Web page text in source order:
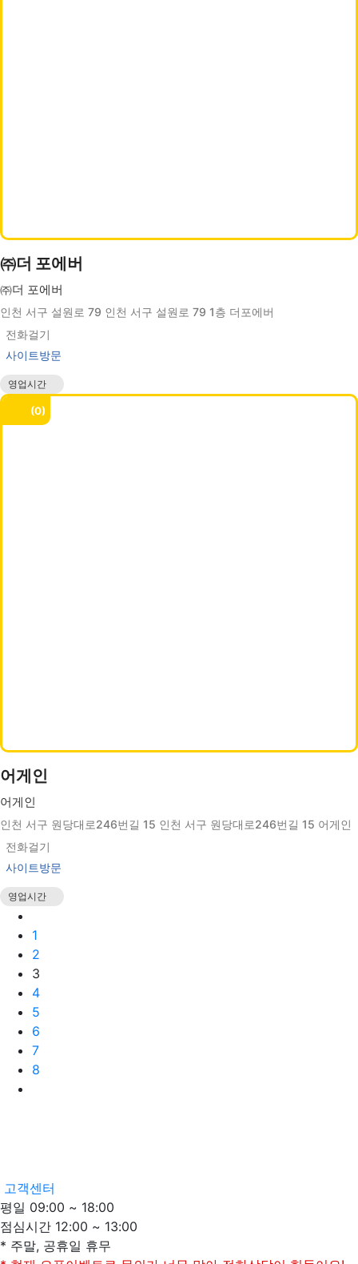
㈜더 포에버
㈜더 포에버
인천 서구 설원로 79 인천 서구 설원로 79 1층 더포에버
전화걸기
사이트방문
영업시간
0
어게인
어게인
인천 서구 원당대로246번길 15 인천 서구 원당대로246번길 15 어게인
전화걸기
사이트방문
영업시간
매일 00:00 - 24:00
1
2
3
4
5
6
7
8
고객센터
평일 09:00 ~ 18:00
점심시간 12:00 ~ 13:00
* 주말, 공휴일 휴무